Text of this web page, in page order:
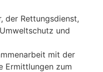
der Rettungsdienst,
und
mit der
Ermittlungen zum